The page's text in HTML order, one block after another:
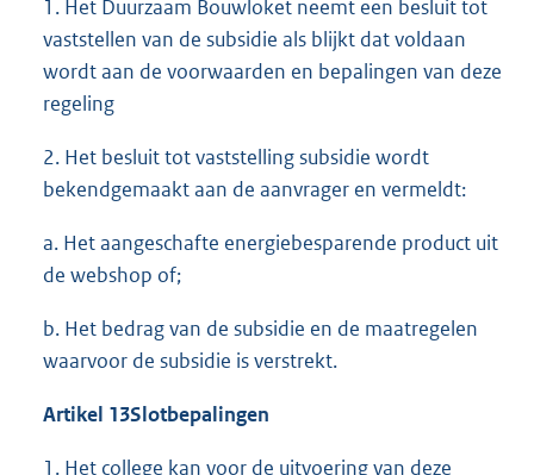
1. Het Duurzaam Bouwloket neemt een besluit tot
vaststellen van de subsidie als blijkt dat voldaan
wordt aan de voorwaarden en bepalingen van deze
regeling
2. Het besluit tot vaststelling subsidie wordt
bekendgemaakt aan de aanvrager en vermeldt:
a. Het aangeschafte energiebesparende product uit
de webshop of;
b. Het bedrag van de subsidie en de maatregelen
waarvoor de subsidie is verstrekt.
Artikel 13Slotbepalingen
1. Het college kan voor de uitvoering van deze